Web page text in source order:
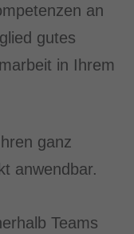
an
gutes
in Ihrem
ganz
anwendbar.
Teams